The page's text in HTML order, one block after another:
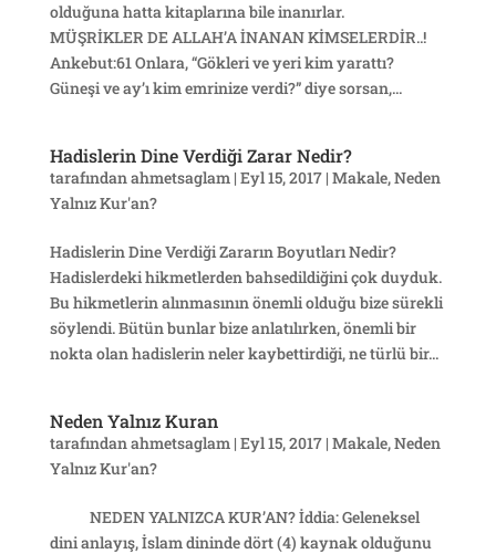
olduğuna hatta kitaplarına bile inanırlar.
MÜŞRİKLER DE ALLAH’A İNANAN KİMSELERDİR..!
Ankebut:61 Onlara, “Gökleri ve yeri kim yarattı?
Güneşi ve ay’ı kim emrinize verdi?” diye sorsan,...
Hadislerin Dine Verdiği Zarar Nedir?
tarafındanahmetsaglam| Eyl 15, 2017| Makale,Neden
Yalnız Kur'an?
Hadislerin Dine Verdiği Zararın Boyutları Nedir?
Hadislerdeki hikmetlerden bahsedildiğini çok duyduk.
Bu hikmetlerin alınmasının önemli olduğu bize sürekli
söylendi. Bütün bunlar bize anlatılırken, önemli bir
nokta olan hadislerin neler kaybettirdiği, ne türlü bir...
Neden Yalnız Kuran
tarafındanahmetsaglam| Eyl 15, 2017| Makale,Neden
Yalnız Kur'an?
NEDEN YALNIZCA KUR’AN? İddia: Geleneksel
dini anlayış, İslam dininde dört (4) kaynak olduğunu